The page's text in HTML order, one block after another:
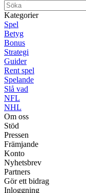
Kategorier
Spel
Betyg
Bonus
Strategi
Guider
Rent spel
Spelande
Slå vad
NFL
NHL
Om oss
Stöd
Pressen
Främjande
Konto
Nyhetsbrev
Partners
Gör ett bidrag
Inloggning